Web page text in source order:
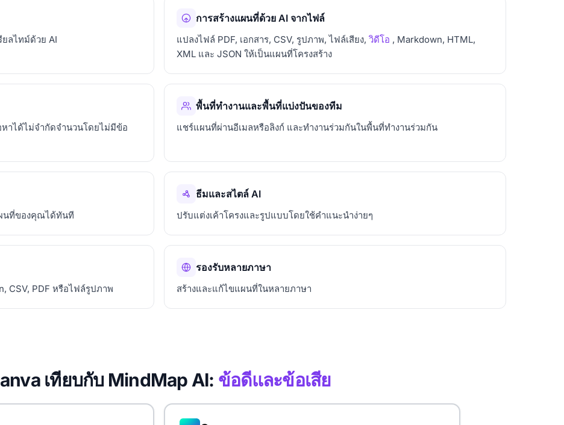
ลไทม์ด้วย AI
การสร้างแผนที่ด้วย AI จากไฟล์
แปลงไฟล์ PDF, เอกสาร, CSV, รูปภาพ, ไฟล์เสียง, วิดีโอ , Markdown, HTML,
XML และ JSON ให้เป็นแผนที่โครงสร้าง
าได้ไม่จำกัดจำนวนโดยไม่มีข้อ
พื้นที่ทำงานและพื้นที่แบ่งปันของทีม
แชร์แผนที่ผ่านอีเมลหรือลิงก์ และทำงานร่วมกันในพื้นที่ทำงานร่วมกัน
นที่ของคุณได้ทันที
ธีมและสไตล์ AI
ปรับแต่งเค้าโครงและรูปแบบโดยใช้คำแนะนำง่ายๆ
CSV, PDF หรือไฟล์รูปภาพ
รองรับหลายภาษา
สร้างและแก้ไขแผนที่ในหลายภาษา
เทียบกับ MindMap AI: ข้อดีและข้อเสีย